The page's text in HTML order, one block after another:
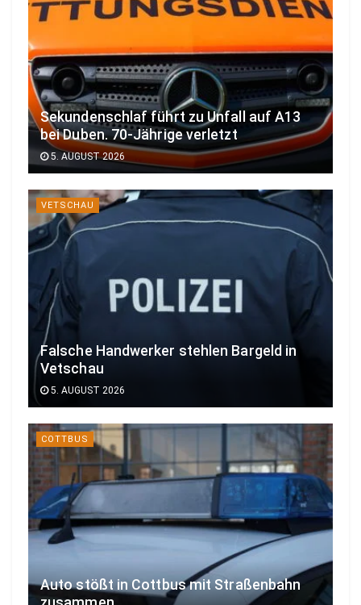
Sekundenschlaf führt zu Unfall auf A13
bei Duben. 70-Jährige verletzt
5. AUGUST 2026
VETSCHAU
Falsche Handwerker stehlen Bargeld in
Vetschau
5. AUGUST 2026
COTTBUS
Auto stößt in Cottbus mit Straßenbahn